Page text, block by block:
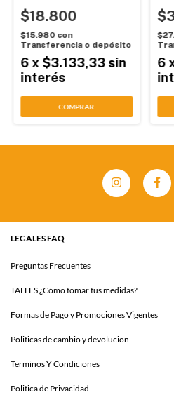
$18.800
$15.980 con
Transferencia o depósito
6 x$3.133,33 sin
interés
COMPRAR
6
LEGALES FAQ
Preguntas Frecuentes
TALLES ¿Cómo tomar tus medidas?
Formas de Pago y Promociones Vigentes
Politicas de cambio y devolucion
Terminos Y Condiciones
Politica de Privacidad